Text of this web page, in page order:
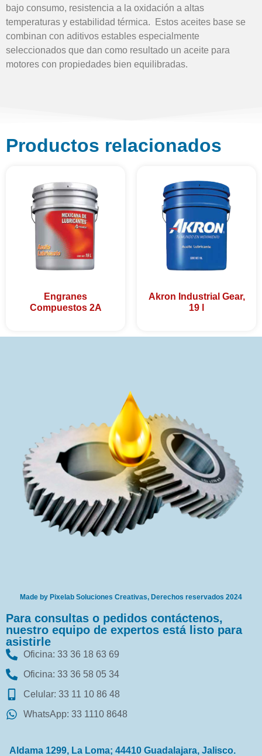
bajo consumo, resistencia a la oxidación a altas
temperaturas y estabilidad térmica. Estos aceites base se
combinan con aditivos estables especialmente
seleccionados que dan como resultado un aceite para
motores con propiedades bien equilibradas.
Productos relacionados
Engranes
Compuestos 2A
Akron Industrial Gear,
19 l
Made by Pixelab Soluciones Creativas, Derechos reservados 2024
Para consultas o pedidos contáctenos,
nuestro equipo de expertos está listo para
asistirle
Oficina: 33 36 18 63 69
Oficina: 33 36 58 05 34
Celular: 33 11 10 86 48
WhatsApp: 33 1110 8648
Aldama 1299, La Loma; 44410 Guadalajara, Jalisco.